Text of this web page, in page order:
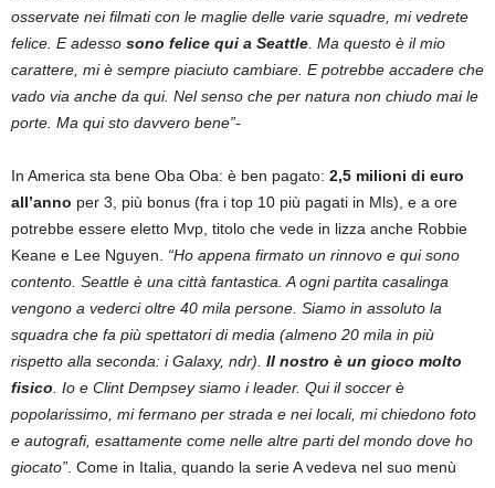
osservate nei filmati con le maglie delle varie squadre, mi vedrete
felice. E adesso sono felice qui a Seattle . Ma questo è il mio
carattere, mi è sempre piaciuto cambiare. E potrebbe accadere che
vado via anche da qui. Nel senso che per natura non chiudo mai le
porte. Ma qui sto davvero bene”-
In America sta bene Oba Oba: è ben pagato: 2,5 milioni di euro
all’anno per 3, più bonus (fra i top 10 più pagati in Mls), e a ore
potrebbe essere eletto Mvp, titolo che vede in lizza anche Robbie
Keane e Lee Nguyen. “Ho appena firmato un rinnovo e qui sono
contento. Seattle è una città fantastica. A ogni partita casalinga
vengono a vederci oltre 40 mila persone. Siamo in assoluto la
squadra che fa più spettatori di media (almeno 20 mila in più
rispetto alla seconda: i Galaxy, ndr). Il nostro è un gioco molto
fisico . Io e Clint Dempsey siamo i leader. Qui il soccer è
popolarissimo, mi fermano per strada e nei locali, mi chiedono foto
e autografi, esattamente come nelle altre parti del mondo dove ho
giocato” . Come in Italia, quando la serie A vedeva nel suo menù